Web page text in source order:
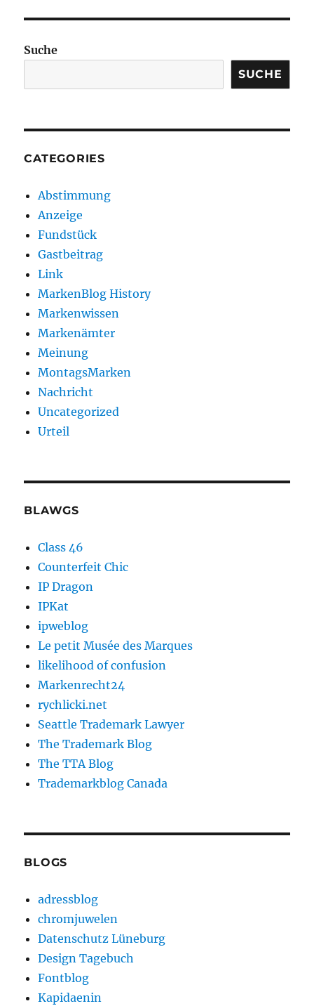
Suche
SUCHE
CATEGORIES
Abstimmung
Anzeige
Fundstück
Gastbeitrag
Link
MarkenBlog History
Markenwissen
Markenämter
Meinung
MontagsMarken
Nachricht
Uncategorized
Urteil
BLAWGS
Class 46
Counterfeit Chic
IP Dragon
IPKat
ipweblog
Le petit Musée des Marques
likelihood of confusion
Markenrecht24
rychlicki.net
Seattle Trademark Lawyer
The Trademark Blog
The TTA Blog
Trademarkblog Canada
BLOGS
adressblog
chromjuwelen
Datenschutz Lüneburg
Design Tagebuch
Fontblog
Kapidaenin